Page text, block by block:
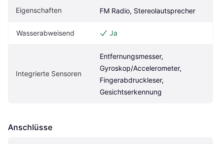
Eigenschaften FM Radio, Stereolautsprecher
Wasserabweisend Ja
Integrierte Sensoren
Entfernungsmesser,
Gyroskop/Accelerometer,
Fingerabdruckleser,
Gesichtserkennung
Anschlüsse